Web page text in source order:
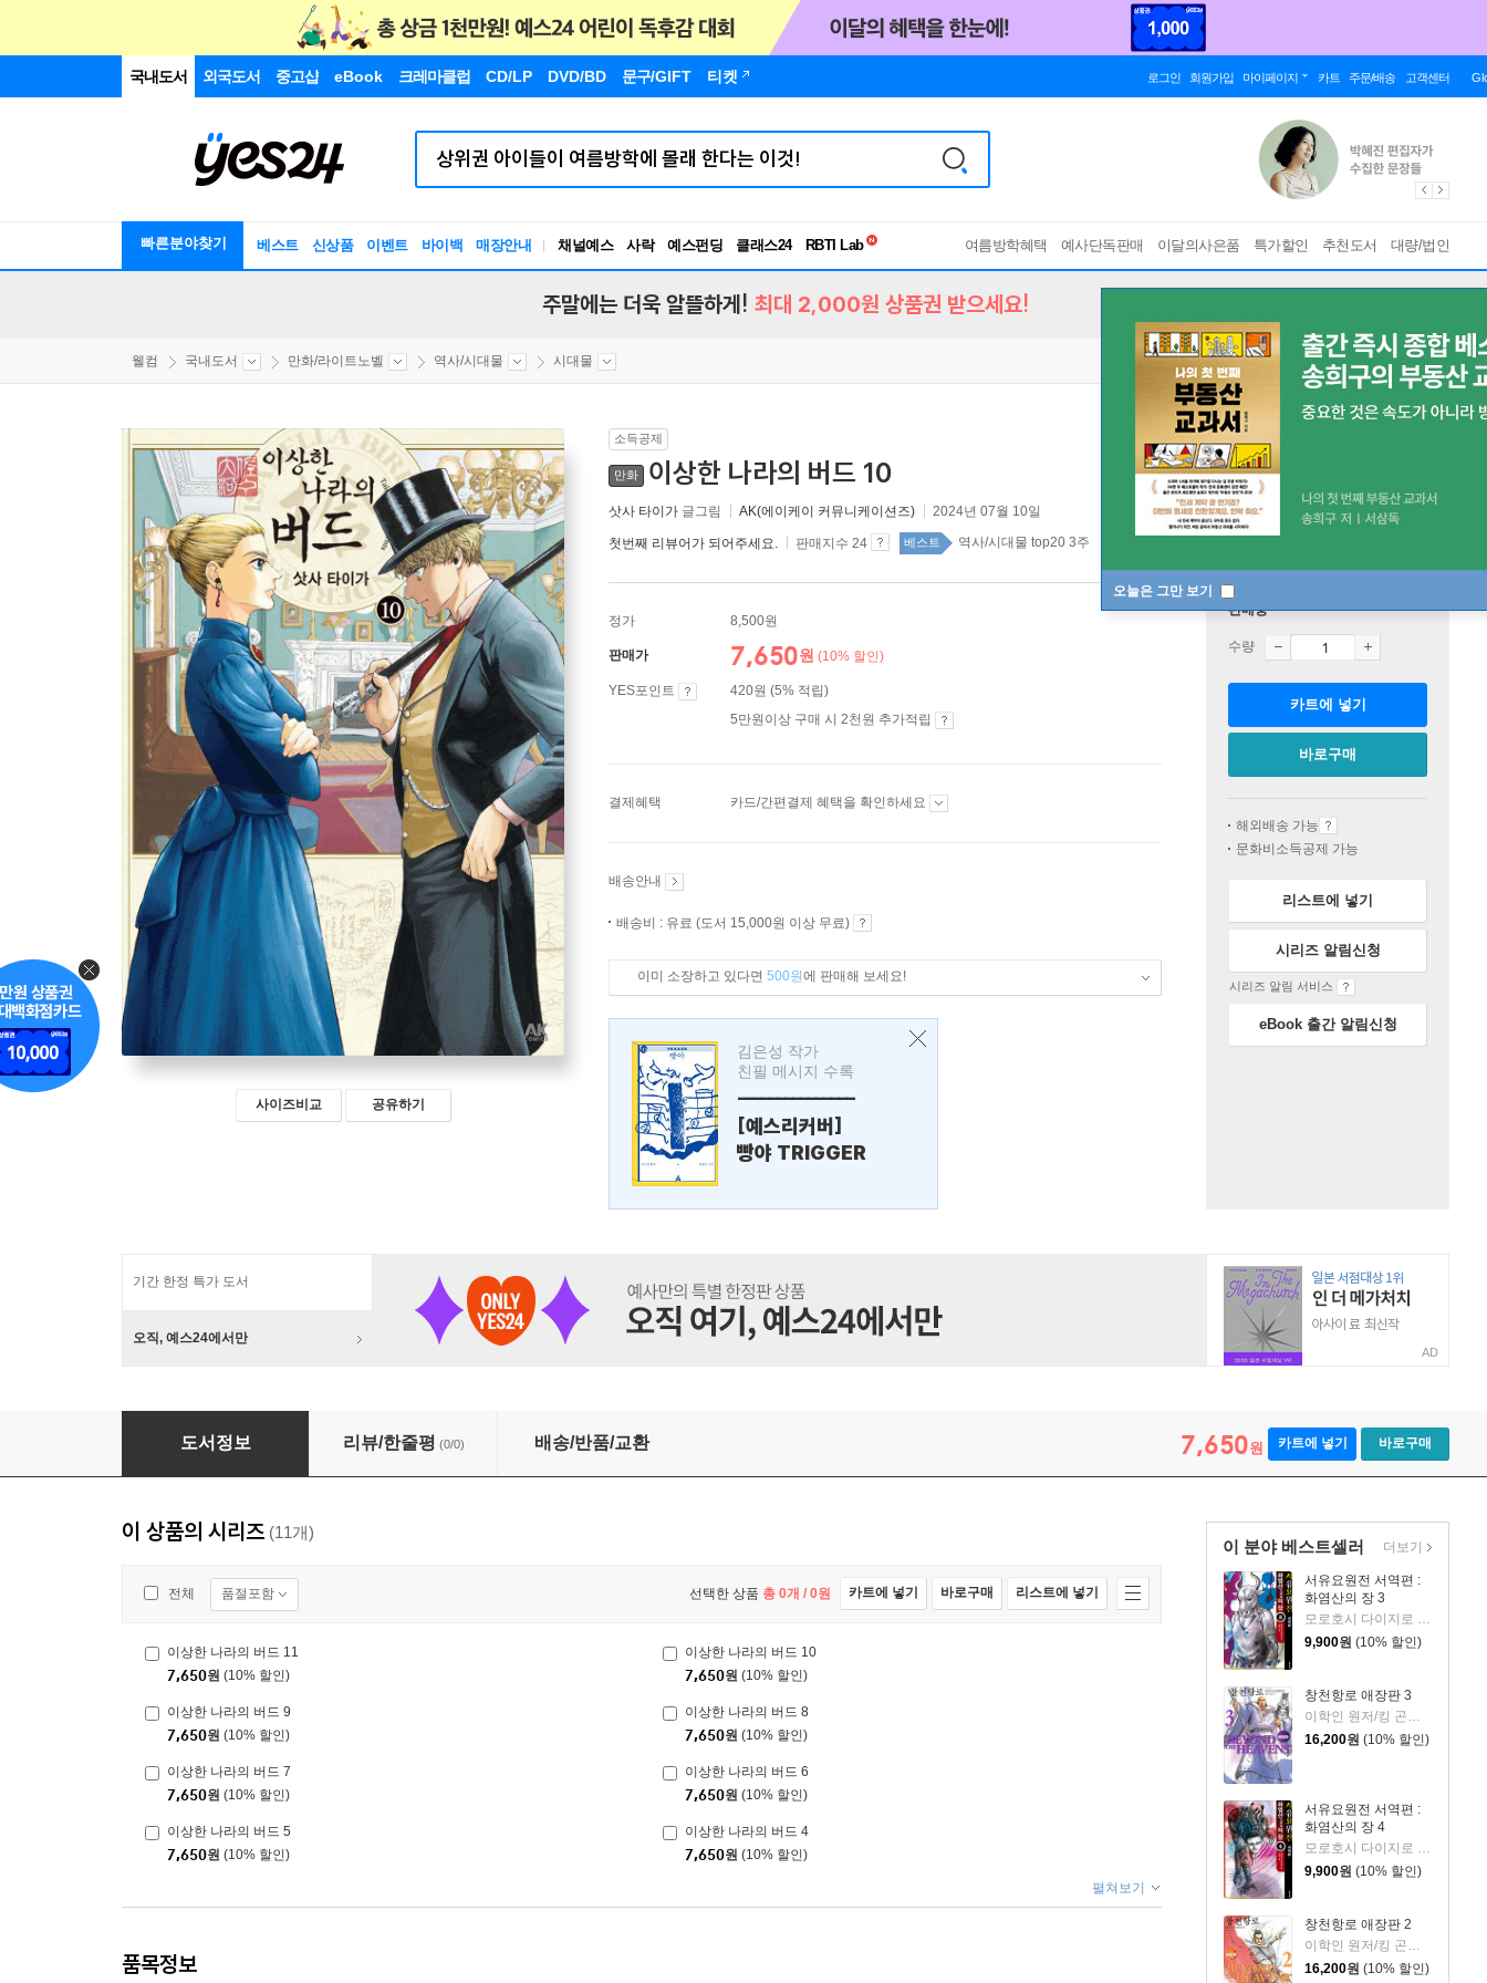
국내도서 외국도서 중고샵 eBook 크레마클럽 CD/LP DVD/BD 문구/GIFT 티켓 로그인 회원가입 마이페이지 카트 주문/배송 고객센터
빠른분야찾기 베스트 신상품 이벤트 바이백 매장안내 채널예스 사락 예스펀딩 클래스24
독서유형검사
여름방학혜택 예사단독판매 이달의사은품 특가할인 추천도서 대량/법인
오늘은 그만 보기
주말에는 더욱 알뜰하게! 최대 2,000원 상품권 받으세요!
웰컴 국내도서 만화/라이트노벨 역사/시대물 시대물
사이즈비교 공유하기
소득공제
만화 이상한 나라의 버드 10
삿사 타이가 글그림 AK(에이케이 커뮤니케이션즈) 2024년 07월 10일
첫번째 리뷰어가 되어주세요. 판매지수 24 베스트 역사/시대물 top20 3주
정가 8,500원
판매가 7,650원 (10% 할인)
YES포인트
420원 (5% 적립)
5만원이상 구매 시 2천원 추가적립
결제혜택 카드/간편결제 혜택을 확인하세요
배송안내
배송비 : 유료 (도서 15,000원 이상 무료)
이미 소장하고 있다면 500원에 판매해 보세요!
김은성 작가
친필 메시지 수록
---------------
[예스리커버]
빵야 TRIGGER
판매중
수량
카트에 넣기
바로구매
해외배송 가능
문화비소득공제 가능
리스트에 넣기
시리즈 알림신청
시리즈 알림 서비스
eBook 출간 알림신청
기간 한정 특가 도서
오직, 예스24에서만
AD
이상한 나라의 버드 10
도서정보 리뷰/한줄평 (0/0) 배송/반품/교환 7,650원 카트에 넣기 바로구매
이 분야 베스트셀러
서유요원전 서역편 :
화염산의 장 3
모로호시 다이지로 글,그림/서현아 역
9,900원 (10% 할인)
창천항로 애장판 3
이학인 원저/킹 곤타 글그림
16,200원 (10% 할인)
서유요원전 서역편 :
화염산의 장 4
모로호시 다이지로 글,그림/서현아 역
9,900원 (10% 할인)
창천항로 애장판 2
이학인 원저/킹 곤타 글그림
16,200원 (10% 할인)
더보기
이 상품의 시리즈 (11개)
전체 품절포함 선택한 상품 총 0개 / 0원 카트에 넣기 바로구매 리스트에 넣기
이상한 나라의 버드 11
7,650원 (10% 할인)
이상한 나라의 버드 10
7,650원 (10% 할인)
이상한 나라의 버드 9
7,650원 (10% 할인)
이상한 나라의 버드 8
7,650원 (10% 할인)
이상한 나라의 버드 7
7,650원 (10% 할인)
이상한 나라의 버드 6
7,650원 (10% 할인)
이상한 나라의 버드 5
7,650원 (10% 할인)
이상한 나라의 버드 4
7,650원 (10% 할인)
펼쳐보기
품목정보